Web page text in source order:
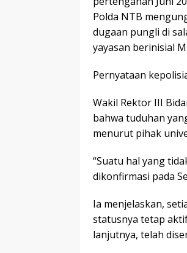
Polda NTB
dugaan pungli di
yayasan berinisial
Pernyataan
Wakil Rektor III
bahwa tuduhan
menurut pihak
“Suatu hal yang
dikonfirmasi pada
Ia menjelaskan,
statusnya tetap
lanjutnya, telah